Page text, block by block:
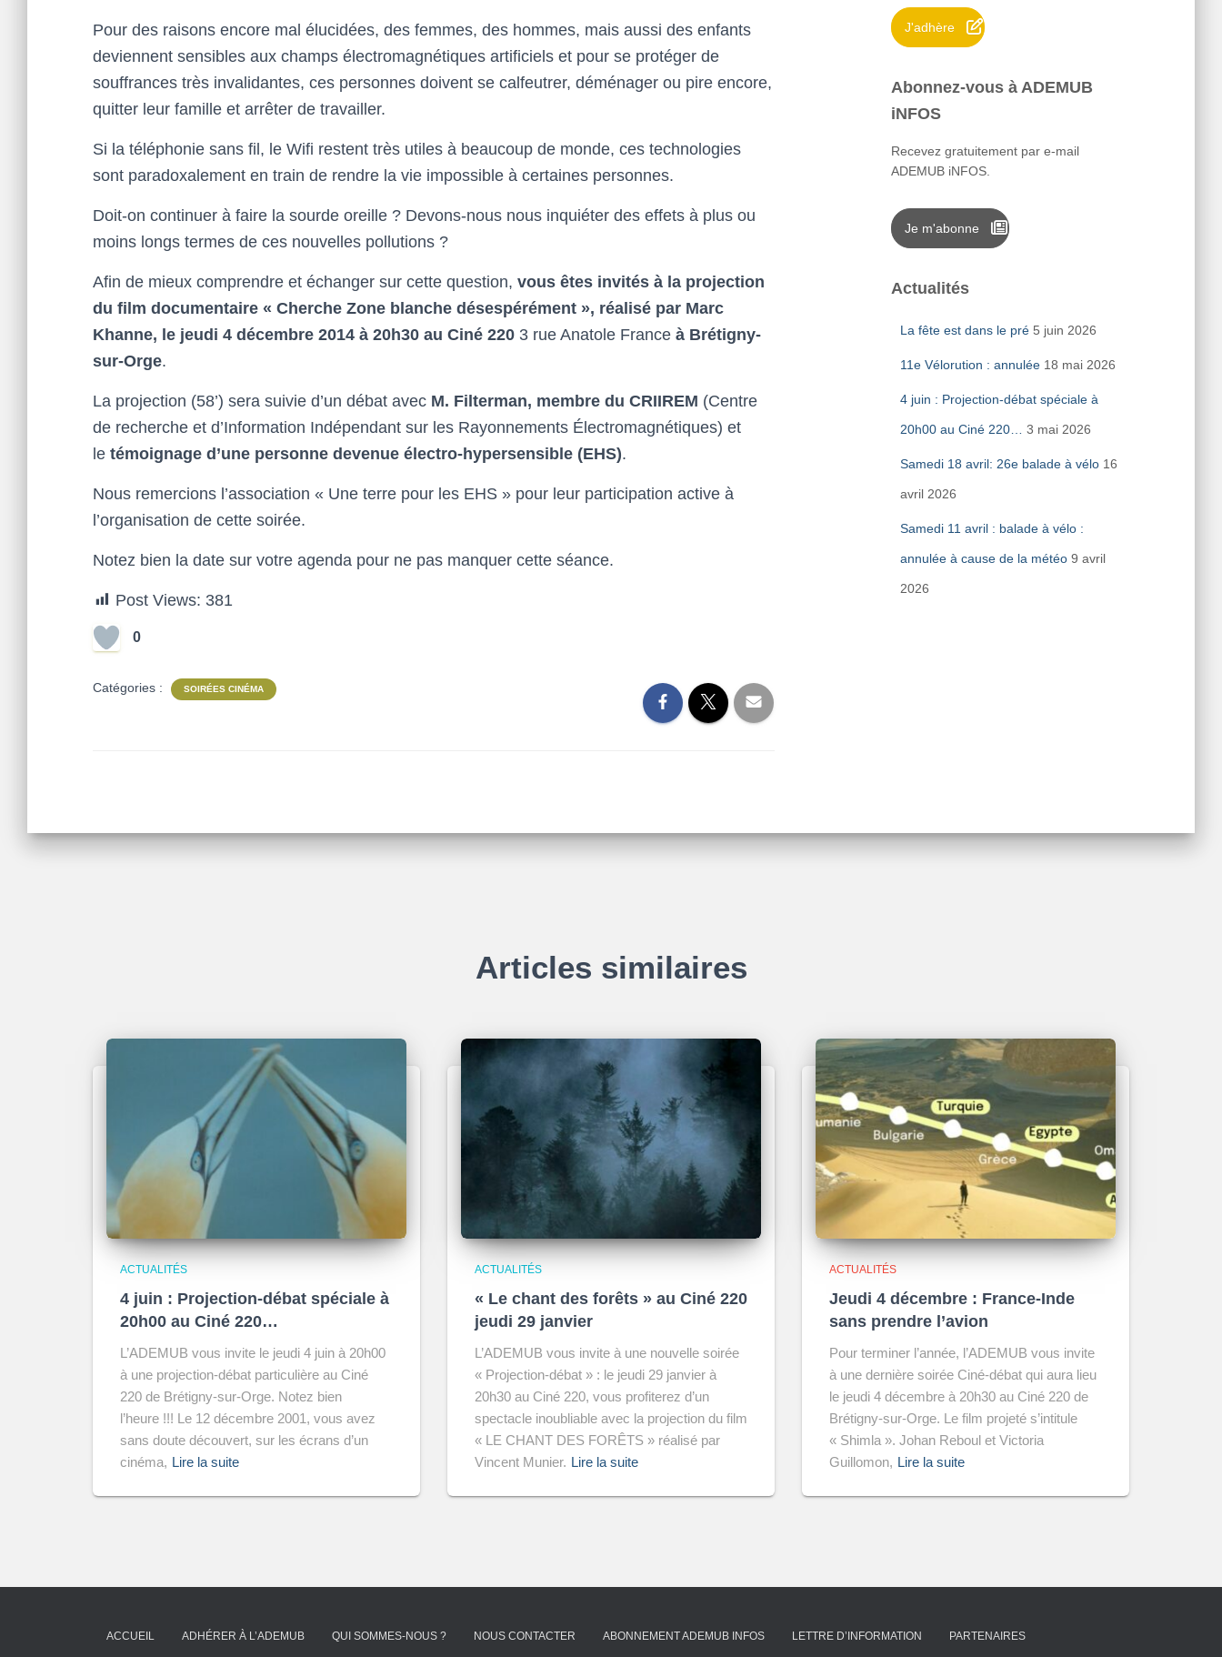
Pour des raisons encore mal élucidées, des femmes, des hommes, mais aussi des enfants
deviennent sensibles aux champs électromagnétiques artificiels et pour se protéger de
souffrances très invalidantes, ces personnes doivent se calfeutrer, déménager ou pire encore,
quitter leur famille et arrêter de travailler.
Si la téléphonie sans fil, le Wifi restent très utiles à beaucoup de monde, ces technologies
sont paradoxalement en train de rendre la vie impossible à certaines personnes.
Doit-on continuer à faire la sourde oreille ? Devons-nous nous inquiéter des effets à plus ou
moins longs termes de ces nouvelles pollutions ?
Afin de mieux comprendre et échanger sur cette question, vous êtes invités à la projection
du film documentaire « Cherche Zone blanche désespérément », réalisé par Marc
Khanne, le jeudi 4 décembre 2014 à 20h30 au Ciné 220 3 rue Anatole France à Brétigny-
sur-Orge.
La projection (58’) sera suivie d’un débat avec M. Filterman, membre du CRIIREM (Centre
de recherche et d’Information Indépendant sur les Rayonnements Électromagnétiques) et
le témoignage d’une personne devenue électro-hypersensible (EHS).
Nous remercions l’association « Une terre pour les EHS » pour leur participation active à
l’organisation de cette soirée.
Notez bien la date sur votre agenda pour ne pas manquer cette séance.
Post Views: 381
0
Catégories : SOIRÉES CINÉMA
:
J'adhère
Abonnez-vous à ADEMUB
iNFOS
Recevez gratuitement par e-mail
ADEMUB iNFOS.
Je m'abonne
Actualités
La fête est dans le pré 5 juin 2026
11e Vélorution : annulée 18 mai 2026
4 juin : Projection-débat spéciale à
20h00 au Ciné 220… 3 mai 2026
Samedi 18 avril: 26e balade à vélo 16
avril 2026
Samedi 11 avril : balade à vélo :
annulée à cause de la météo 9 avril
2026
Articles similaires
ACTUALITÉS
4 juin : Projection-débat spéciale à
20h00 au Ciné 220…
L’ADEMUB vous invite le jeudi 4 juin à 20h00
à une projection-débat particulière au Ciné
220 de Brétigny-sur-Orge. Notez bien
l’heure !!! Le 12 décembre 2001, vous avez
sans doute découvert, sur les écrans d’un
cinéma, Lire la suite
ACTUALITÉS
« Le chant des forêts » au Ciné 220
jeudi 29 janvier
L’ADEMUB vous invite à une nouvelle soirée
« Projection-débat » : le jeudi 29 janvier à
20h30 au Ciné 220, vous profiterez d’un
spectacle inoubliable avec la projection du film
« LE CHANT DES FORÊTS » réalisé par
Vincent Munier. Lire la suite
ACTUALITÉS
Jeudi 4 décembre : France-Inde
sans prendre l’avion
Pour terminer l’année, l’ADEMUB vous invite
à une dernière soirée Ciné-débat qui aura lieu
le jeudi 4 décembre à 20h30 au Ciné 220 de
Brétigny-sur-Orge. Le film projeté s’intitule
« Shimla ». Johan Reboul et Victoria
Guillomon, Lire la suite
ACCUEIL ADHÉRER À L’ADEMUB QUI SOMMES-NOUS ? NOUS CONTACTER ABONNEMENT ADEMUB INFOS LETTRE D’INFORMATION PARTENAIRES